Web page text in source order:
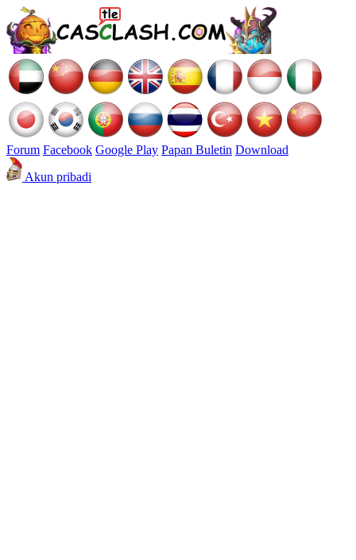
Forum Facebook Google Play Papan Buletin Download
Akun pribadi